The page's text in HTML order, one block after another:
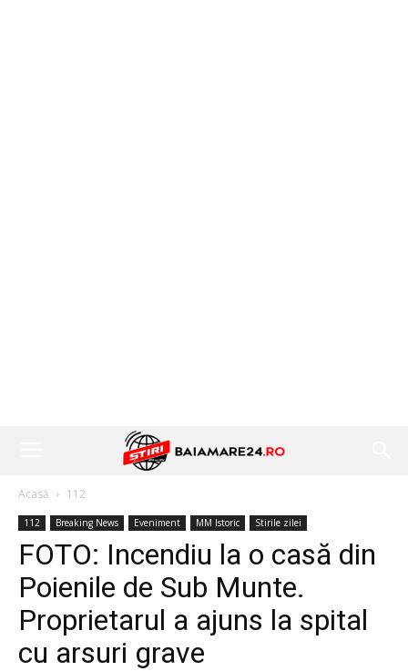
Acasă 112
112 Breaking News Eveniment MM Istoric Stirile zilei
FOTO: Incendiu la o casă din
Poienile de Sub Munte.
Proprietarul a ajuns la spital
cu arsuri grave